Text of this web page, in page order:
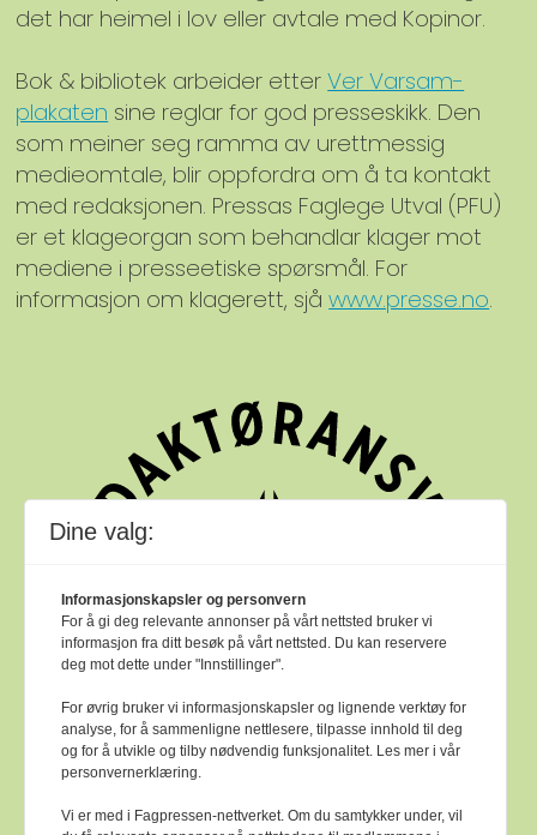
det har heimel i lov eller avtale med Kopinor.
Bok & bibliotek arbeider etterVer Varsam-
plakaten sine reglar for god presseskikk. Den
som meiner seg ramma av urettmessig
medieomtale, blir oppfordra om å ta kontakt
med redaksjonen. Pressas Faglege Utval (PFU)
er et klageorgan som behandlar klager mot
mediene i presseetiske spørsmål. For
informasjon om klagerett, sjåwww.presse.no.
Dine valg:
Informasjonskapsler og personvern
For å gi deg relevante annonser på vårt nettsted bruker vi
informasjon fra ditt besøk på vårt nettsted. Du kan reservere
deg mot dette under "Innstillinger".
For øvrig bruker vi informasjonskapsler og lignende verktøy for
analyse, for å sammenligne nettlesere, tilpasse innhold til deg
og for å utvikle og tilby nødvendig funksjonalitet. Les mer i vår
personvernerklæring.
Vi er med i Fagpressen-nettverket. Om du samtykker under, vil